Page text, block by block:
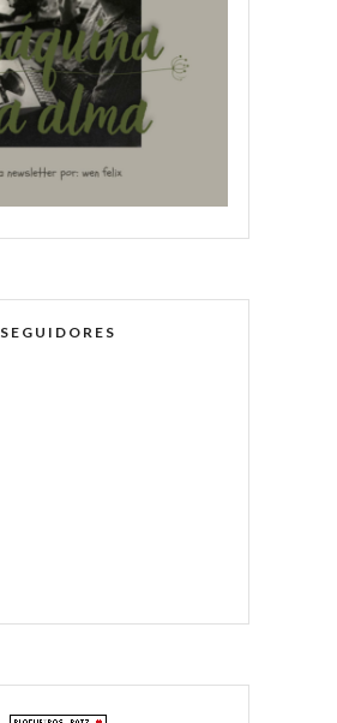
SEGUIDORES